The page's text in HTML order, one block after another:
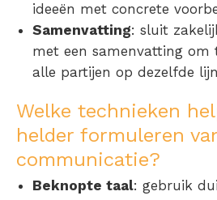
ideeën met concrete
Samenvatting: sluit
met een samenvatting om
alle partijen op dezelfde
Welke technieken
helder formuleren
communicatie?
Beknopte taal: gebruik